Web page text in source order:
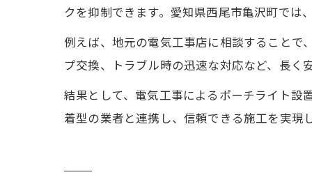
クを抑制できます。愛知県西尾市亀沢町では
例えば、地元の電気工事店に相談することで
プ交換、トラブル時の迅速な対応など、長く
結果として、電気工事によるポーチライト設
着型の業者と連携し、信頼できる施工を実現